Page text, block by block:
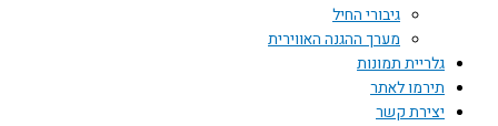
גיבורי החיל
מערך ההגנה האווירית
גלריית תמונות
תירמו לאתר
יצירת קשר